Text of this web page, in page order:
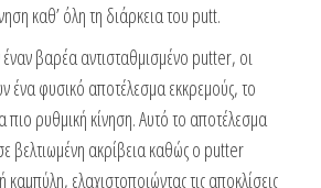
καθ’ όλη τη διάρκεια του putt.
βαρέα αντισταθμισμένο putter, οι
ένα φυσικό αποτέλεσμα εκκρεμούς, το
πιο ρυθμική κίνηση. Αυτό το αποτέλεσμα
βελτιωμένη ακρίβεια καθώς ο putter
ελαχιστοποιώντας τις αποκλίσεις